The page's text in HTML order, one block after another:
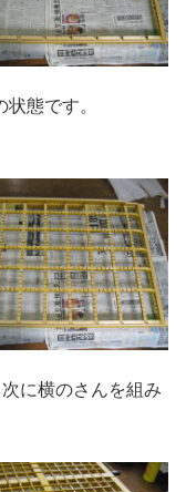
態です。
に横のさんを組み